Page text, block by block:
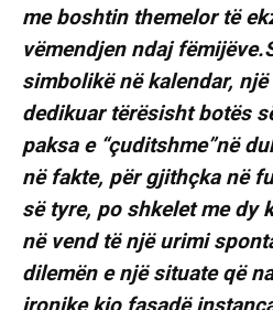
me boshtin themelor të
vëmendjen ndaj
simbolikë në kalendar,
dedikuar tërësisht botës
paksa e “çuditshme”në
në fakte, për gjithçka në
së tyre, po shkelet me dy
në vend të një urimi
dilemën e një situate që